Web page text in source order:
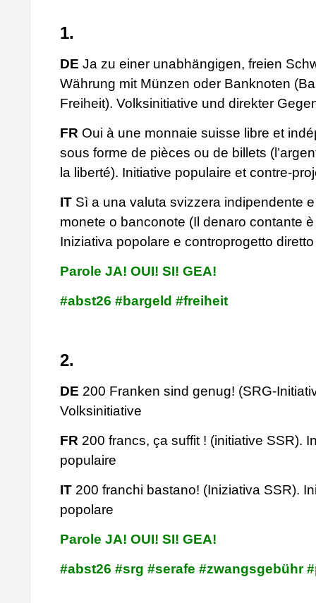
1.
DE Ja zu einer unabhängigen, freien
Währung mit Münzen oder Banknoten
Freiheit). Volksinitiative und direkter
FR Oui à une monnaie suisse libre et
sous forme de pièces ou de billets
la liberté). Initiative populaire et contre-
IT Sì a una valuta svizzera indipendente
monete o banconote (Il denaro contante
Iniziativa popolare e controprogetto diretto
Parole JA! OUI! SI! GEA!
#abst26 #bargeld #freiheit
2.
DE 200 Franken sind genug! (SRG-
Volksinitiative
FR 200 francs, ça suffit ! (initiative SSR).
populaire
IT 200 franchi bastano! (Iniziativa SSR).
popolare
Parole JA! OUI! SI! GEA!
#abst26 #srg #serafe #zwangsgebühr